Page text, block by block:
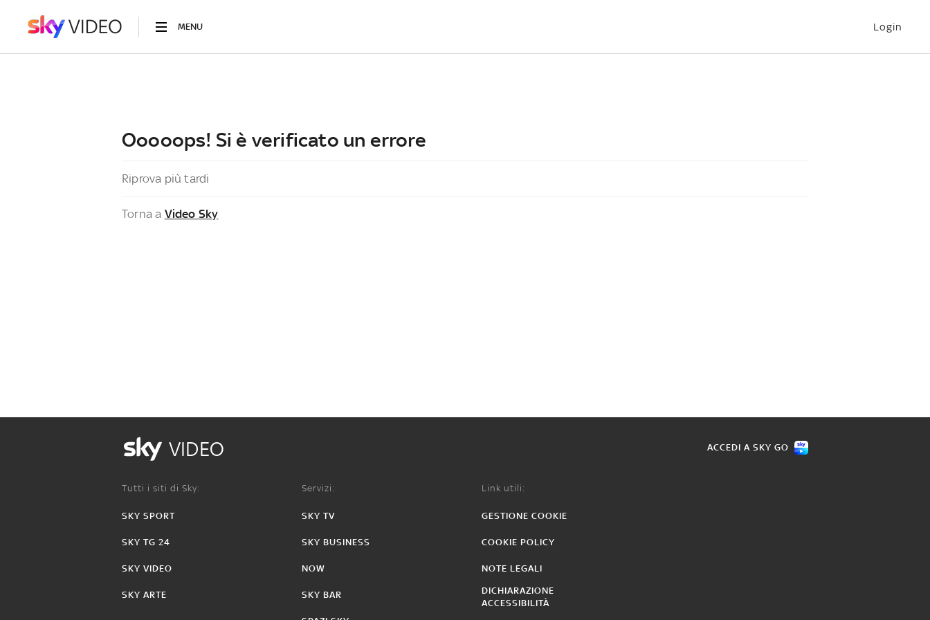
MENU Login
Ooooops! Si è verificato un errore
Riprova più tardi
Torna a Video Sky
VIDEO ACCEDI A SKY GO
Tutti i siti di Sky:
SKY SPORT
SKY TG 24
SKY VIDEO
SKY ARTE
Servizi:
SKY TV
SKY BUSINESS
NOW
SKY BAR
Link utili:
GESTIONE COOKIE
COOKIE POLICY
NOTE LEGALI
DICHIARAZIONE
ACCESSIBILITÀ